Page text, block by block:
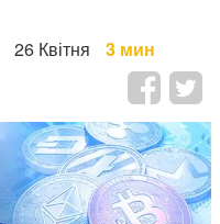
26 Квітня 3 мин